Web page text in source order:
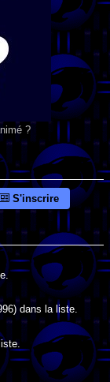
?
S'inscrire
dans la liste.